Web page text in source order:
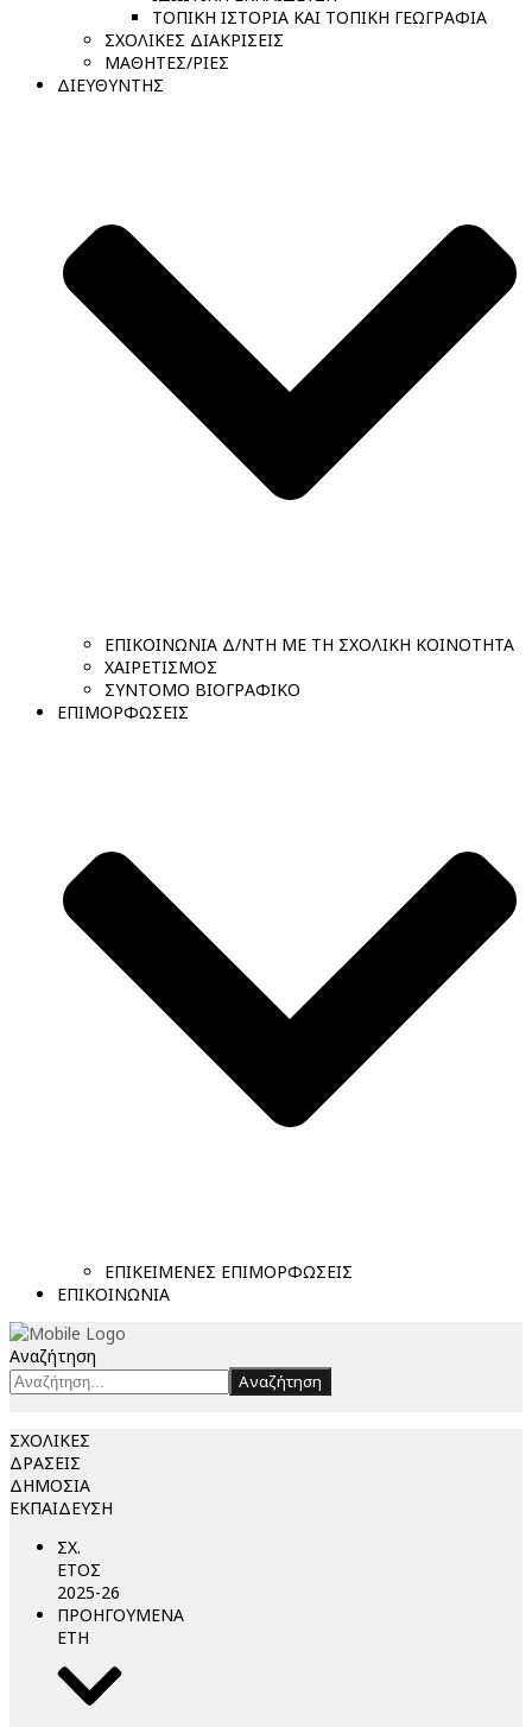
ΤΟΠΙΚΗ ΙΣΤΟΡΙΑ ΚΑΙ ΤΟΠΙΚΗ ΓΕΩΓΡΑΦΙΑ
ΣΧΟΛΙΚΕΣ ΔΙΑΚΡΙΣΕΙΣ
ΜΑΘΗΤΕΣ/ΡΙΕΣ
ΔΙΕΥΘΥΝΤΗΣ
ΕΠΙΚΟΙΝΩΝΙΑ Δ/ΝΤΗ ΜΕ ΤΗ ΣΧΟΛΙΚΗ ΚΟΙΝΟΤΗΤΑ
ΧΑΙΡΕΤΙΣΜΟΣ
ΣΥΝΤΟΜΟ ΒΙΟΓΡΑΦΙΚΟ
ΕΠΙΜΟΡΦΩΣΕΙΣ
ΕΠΙΚΕΙΜΕΝΕΣ ΕΠΙΜΟΡΦΩΣΕΙΣ
ΕΠΙΚΟΙΝΩΝΙΑ
Αναζήτηση
Αναζήτηση
ΣΧΟΛΙΚΕΣ
ΔΡΑΣΕΙΣ
ΔΗΜΟΣΙΑ
ΕΚΠΑΙΔΕΥΣΗ
ΣΧ.
ΕΤΟΣ
2025-26
ΠΡΟΗΓΟΥΜΕΝΑ
ΕΤΗ